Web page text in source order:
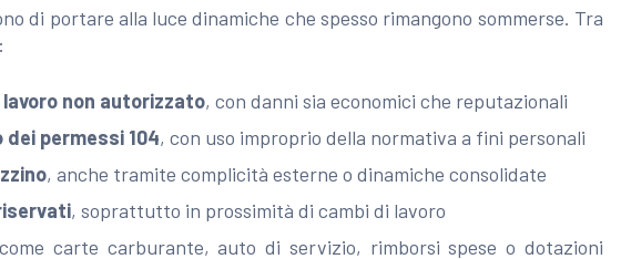
di portare alla luce dinamiche che spesso rimangono sommerse. Tra
non autorizzato, con danni sia economici che reputazionali
permessi 104, con uso improprio della normativa a fini personali
, anche tramite complicità esterne o dinamiche consolidate
, soprattutto in prossimità di cambi di lavoro
come carte carburante, auto di servizio, rimborsi spese o dotazioni